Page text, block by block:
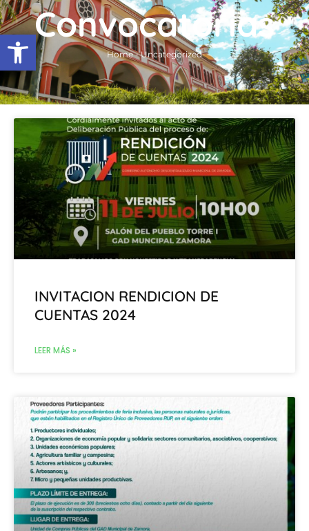
Abrir barra de herramientas
Ir
al
contenidoConvocatorias
Home-Uncategorized
INVITACION RENDICION DE
CUENTAS 2024
LEER MÁS »